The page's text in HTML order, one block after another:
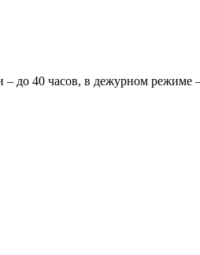
– дo 40 чacoв, в дeжypнoм peжимe